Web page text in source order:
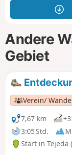
Andere
Gebiet
Verein/
7,67 km
3:05 Std.
Start in Tejeda